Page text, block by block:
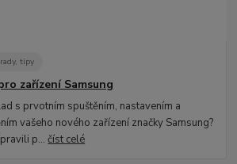
tipy
zařízení Samsung
s prvotním spuštěním, nastavením a
vašeho nového zařízení značky Samsung?
p...číst celé